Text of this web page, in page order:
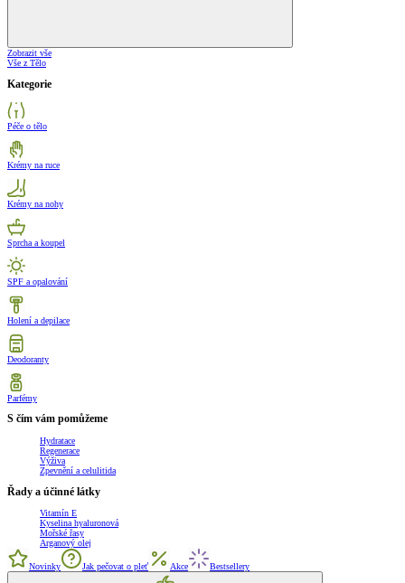
Zobrazit vše
Vše z Tělo
Kategorie
Péče o tělo
Krémy na ruce
Krémy na nohy
Sprcha a koupel
SPF a opalování
Holení a depilace
Deodoranty
Parfémy
S čím vám pomůžeme
Hydratace
Regenerace
Výživa
Zpevnění a celulitida
Řady a účinné látky
Vitamín E
Kyselina hyaluronová
Mořské řasy
Arganový olej
Novinky Jak pečovat o pleť Akce Bestsellery